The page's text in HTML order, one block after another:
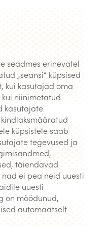
seadmes erinevatel
„seansi“ küpsised
kui kasutajad oma
niinimetatud
kasutajate
küpsistele saab
tegevused ja
täiendavad
ei pea neid uuesti
uuesti
on möödunud,
automaatselt